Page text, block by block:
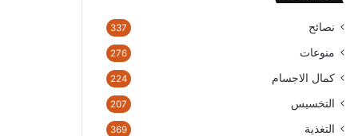
إ
ت
و
ن
نصائح 337
منوعات 276
كمال الاجسام 224
التخسيس 207
التغذية 369